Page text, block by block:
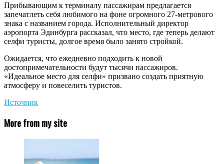
Прибывающим к терминалу пассажирам предлагается
запечатлеть себя любимого на фоне огромного 27-метрового
знака с названием города. Исполнительный директор
аэропорта Эдинбурга рассказал, что место, где теперь делают
селфи туристы, долгое время было занято стройкой.
Ожидается, что ежедневно подходить к новой
достопримечательности будут тысячи пассажиров.
«Идеальное место для селфи» призвано создать приятную
атмосферу и повеселить туристов.
Источник
More from my site